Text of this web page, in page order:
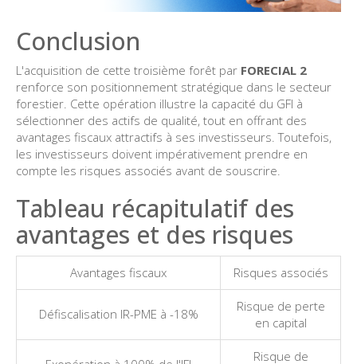
Conclusion
L'acquisition de cette troisième forêt par FORECIAL 2
renforce son positionnement stratégique dans le secteur
forestier. Cette opération illustre la capacité du GFI à
sélectionner des actifs de qualité, tout en offrant des
avantages fiscaux attractifs à ses investisseurs. Toutefois,
les investisseurs doivent impérativement prendre en
compte les risques associés avant de souscrire.
Tableau récapitulatif des
avantages et des risques
Avantages fiscaux Risques associés
Défiscalisation IR-PME à -18%
Risque de perte
en capital
Risque de